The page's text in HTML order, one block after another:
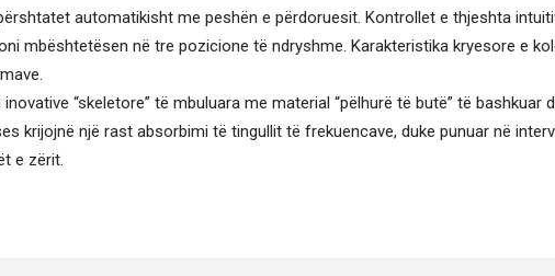
automatikisht me peshën e përdoruesit. Kontrollet e thjeshta
mbështetësen në tre pozicione të ndryshme. Karakteristika kryesore e
“skeletore” të mbuluara me material “pëlhurë të butë” të bashkuar
krijojnë një rast absorbimi të tingullit të frekuencave, duke punuar në
e zërit.